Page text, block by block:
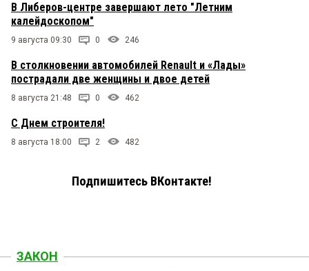
В Либеров-центре завершают лето "Летним
калейдоскопом"
9 августа 09:30 0 246
В столкновении автомобилей Renault и «Лады»
пострадали две женщины и двое детей
8 августа 21:48 0 462
С Днем строителя!
8 августа 18:00 2 482
Подпишитесь ВКонтакте!
ЗАКОН